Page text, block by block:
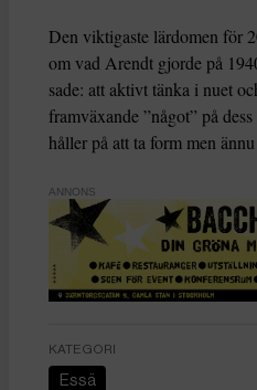
Den viktigaste lärdomen för
om vad Arendt gjorde på
sade: att aktivt tänka i nuet
framväxande ”något” på
håller på att ta form men
ANNONS
KATEGORI
Essä